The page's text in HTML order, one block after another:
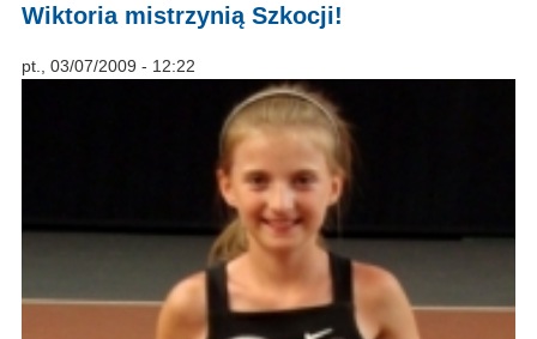
Wiktoria mistrzynią Szkocji!
pt., 03/07/2009 - 12:22